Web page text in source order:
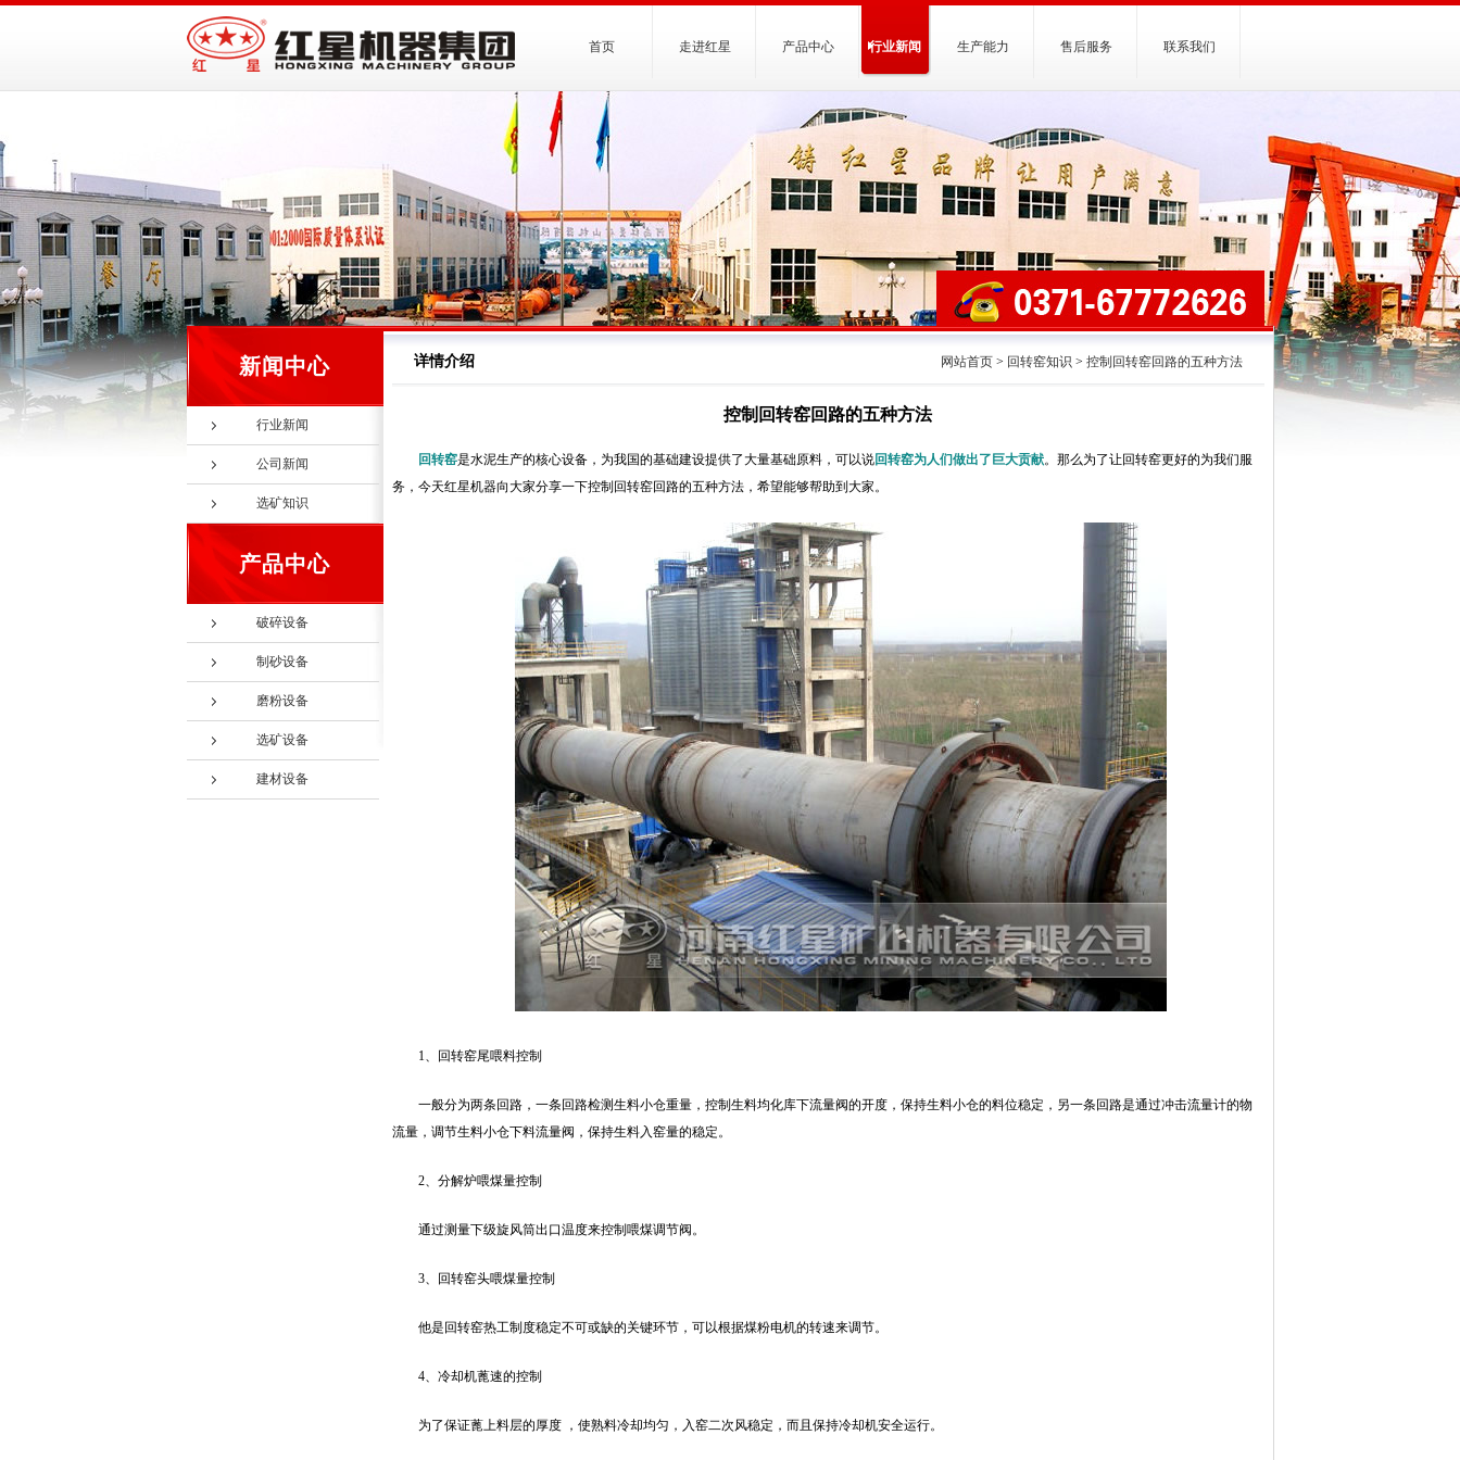
首页 走进红星 产品中心 行业新闻 生产能力 售后服务 联系我们
新闻中心
行业新闻
公司新闻
选矿知识
产品中心
破碎设备
制砂设备
磨粉设备
选矿设备
建材设备
详情介绍 网站首页> 回转窑知识 > 控制回转窑回路的五种方法
控制回转窑回路的五种方法
回转窑是水泥生产的核心设备，为我国的基础建设提供了大量基础原料，可以说回转窑为人们做出了巨大贡献。那么为了让回转窑更好的为我们服
务，今天红星机器向大家分享一下控制回转窑回路的五种方法，希望能够帮助到大家。
1、回转窑尾喂料控制
一般分为两条回路，一条回路检测生料小仓重量，控制生料均化库下流量阀的开度，保持生料小仓的料位稳定，另一条回路是通过冲击流量计的物
流量，调节生料小仓下料流量阀，保持生料入窑量的稳定。
2、分解炉喂煤量控制
通过测量下级旋风筒出口温度来控制喂煤调节阀。
3、回转窑头喂煤量控制
他是回转窑热工制度稳定不可或缺的关键环节，可以根据煤粉电机的转速来调节。
4、冷却机蓖速的控制
为了保证蓖上料层的厚度 ，使熟料冷却均匀，入窑二次风稳定，而且保持冷却机安全运行。